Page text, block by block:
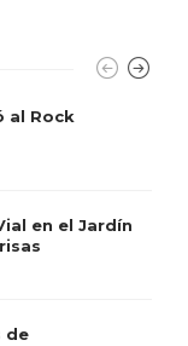
al Rock
en el Jardín
de